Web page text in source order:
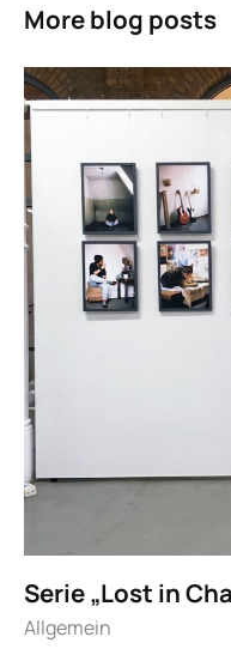
More blog posts
Serie „Lost in
Allgemein